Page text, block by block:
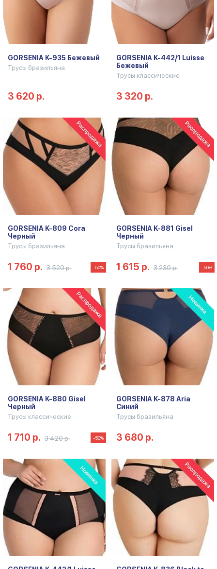
GORSENIA K-935 Бежевый
Трусы бразильяна
3 620 р.
GORSENIA K-442/1 Luisse
Бежевый
Трусы классические
3 320 р.
GORSENIA K-809 Cora
Черный
Трусы бразильяна
1 760 р. 3 520 р. -50%
GORSENIA K-881 Gisel
Черный
Трусы бразильяна
1 615 р. 3 230 р. -50%
GORSENIA K-880 Gisel
Черный
Трусы классические
1 710 р. 3 420 р. -50%
GORSENIA K-878 Aria
Синий
Трусы бразильяна
3 680 р.